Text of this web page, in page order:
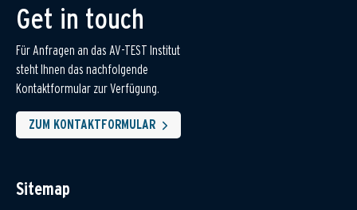
Get in touch
Für Anfragen an das AV-TEST Institut
steht Ihnen das nachfolgende
Kontaktformular zur Verfügung.
ZUM KONTAKTFORMULAR
Sitemap